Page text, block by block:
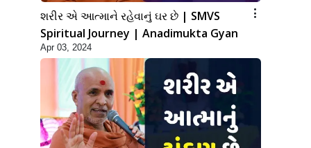
શરીર એ આત્માને રહેવાનું ઘર છે | SMVS
Spiritual Journey | Anadimukta Gyan
Apr 03, 2024